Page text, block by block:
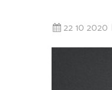
22 10 2020